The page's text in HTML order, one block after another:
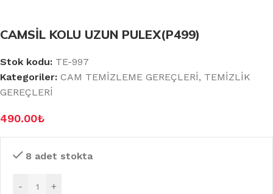
CAMSİL KOLU UZUN PULEX(P499)
Stok kodu: TE-997
Kategoriler: CAM TEMİZLEME GEREÇLERİ, TEMİZLİK
GEREÇLERİ
490.00₺
8 adet stokta
- +